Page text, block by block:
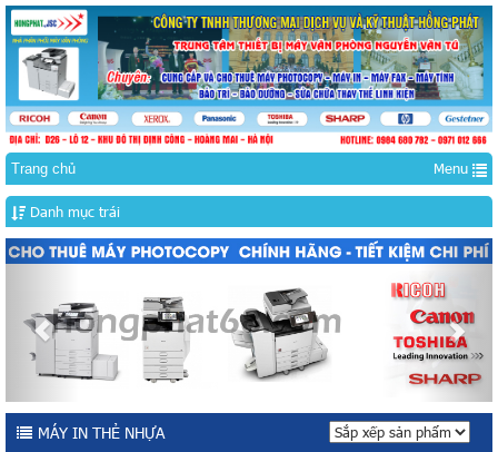
Trang chủ Menu
Danh mục trái
Previous
MÁY IN THẺ NHỰA